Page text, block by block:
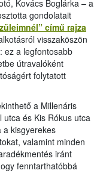
Kovács Boglárka – a
gondolatait
című rajza
visszaköszön
ez a legfontosabb
útravalóként
folytatott
a Millenáris
utca és Kis Rókus utca
a kisgyerekes
valamint minden
iránt
fenntarthatóbbá